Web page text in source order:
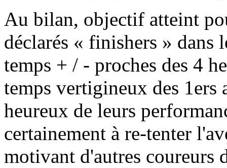
Au bilan, objectif atteint
déclarés « finishers » dans
temps + / - proches des 4
temps vertigineux des
heureux de leurs
certainement à re-tenter
motivant d'autres coureurs